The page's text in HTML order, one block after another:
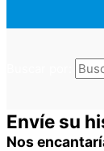
Envíe su
Nos